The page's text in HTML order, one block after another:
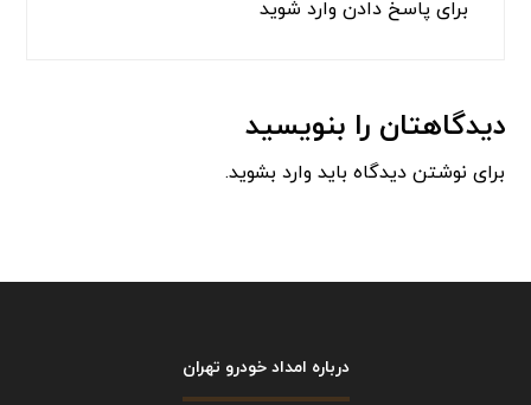
سلام من چند سری تو راه اردبیل پارس آباد موندم
واقعا دست تمام کارکنان امداد خودرو تردد اردبیل
درد نکنه زنگ زدم خیلی زود رسیدن ممنون از
گفت: می 10, 2025 در 12:58 ب.ظ